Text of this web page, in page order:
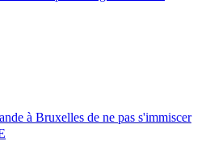
à Bruxelles de ne pas s'immiscer